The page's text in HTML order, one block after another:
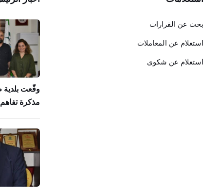
بحث عن القرارات
استعلام عن المعاملات
استعلام عن شكوى
وقّعت بلدية
مذكرة